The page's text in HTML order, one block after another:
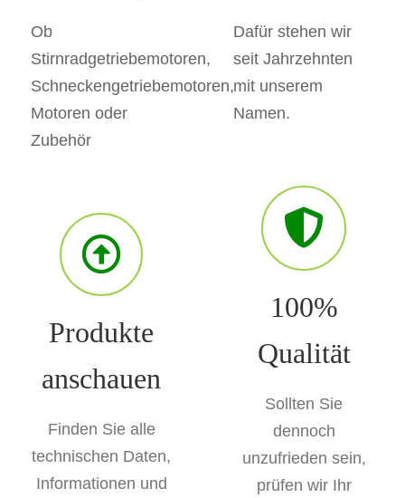
Ob
Stirnradgetriebemotoren,
Schneckengetriebemotoren,
Motoren oder
Zubehör
Produkte
anschauen
Finden Sie alle
technischen Daten,
Informationen und
Dafür stehen wir
seit Jahrzehnten
mit unserem
Namen.
100%
Qualität
Sollten Sie
dennoch
unzufrieden sein,
prüfen wir Ihr